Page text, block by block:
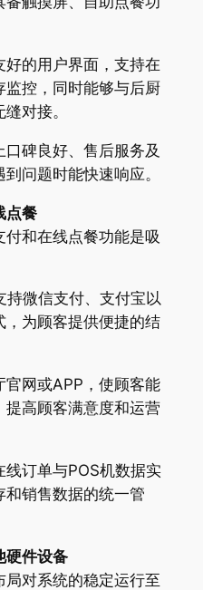
的用户界面，支持在
控，同时能够与后厨
对接。
碑良好、售后服务及
问题时能快速响应。
点餐
和在线点餐功能是吸
持微信支付、支付宝以
，为顾客提供便捷的结
官网或APP，使顾客能
高顾客满意度和运营
订单与POS机数据实
和销售数据的统一管
硬件设备
对系统的稳定运行至